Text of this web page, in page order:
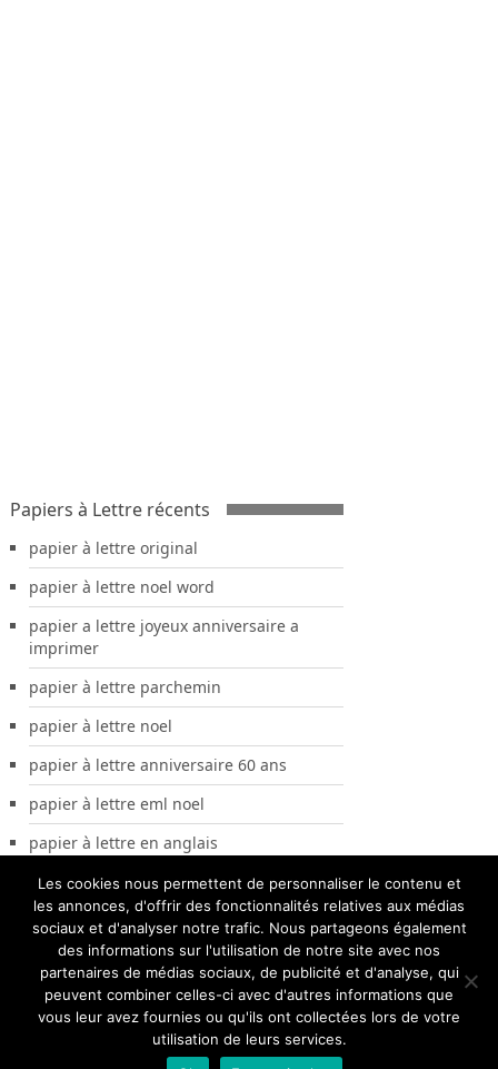
Papiers à Lettre récents
papier à lettre original
papier à lettre noel word
papier a lettre joyeux anniversaire a
imprimer
papier à lettre parchemin
papier à lettre noel
papier à lettre anniversaire 60 ans
papier à lettre eml noel
papier à lettre en anglais
Copyright © 2026.
Les cookies nous permettent de personnaliser le contenu et
les annonces, d'offrir des fonctionnalités relatives aux médias
sociaux et d'analyser notre trafic. Nous partageons également
des informations sur l'utilisation de notre site avec nos
partenaires de médias sociaux, de publicité et d'analyse, qui
peuvent combiner celles-ci avec d'autres informations que
vous leur avez fournies ou qu'ils ont collectées lors de votre
utilisation de leurs services.